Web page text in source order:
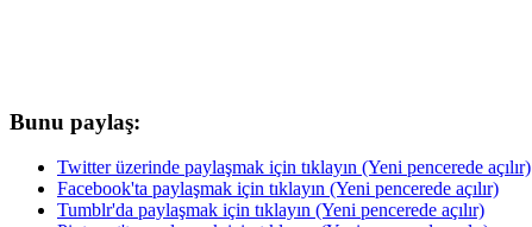
Bunu paylaş:
Twitter üzerinde paylaşmak için tıklayın (Yeni pencerede açılır)
Facebook'ta paylaşmak için tıklayın (Yeni pencerede açılır)
Tumblr'da paylaşmak için tıklayın (Yeni pencerede açılır)